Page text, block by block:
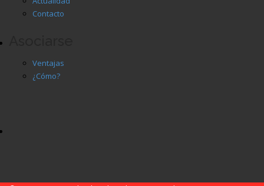
Contacto
Ventajas
¿Cómo?